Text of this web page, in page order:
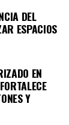
DEL
ESPACIOS
EN
Y